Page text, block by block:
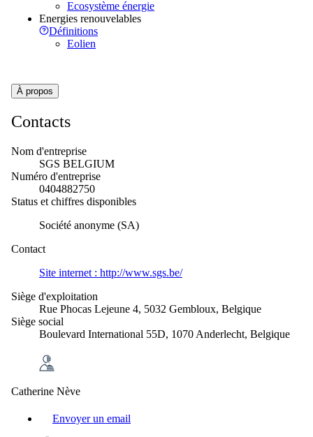
Ecosystème énergie
Energies renouvelables
Définitions
Eolien
À propos
Contacts
Nom d'entreprise
SGS BELGIUM
Numéro d'entreprise
0404882750
Status et chiffres disponibles
Société anonyme (SA)
Contact
Site internet : http://www.sgs.be/
Siège d'exploitation
Rue Phocas Lejeune 4, 5032 Gembloux, Belgique
Siège social
Boulevard International 55D, 1070 Anderlecht, Belgique
Catherine Nève
Envoyer un email